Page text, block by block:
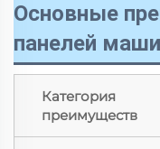
Основные
панелей
Категория
преимуществ